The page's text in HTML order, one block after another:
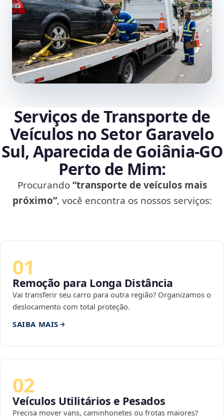
Serviços de Transporte de
Veículos no Setor Garavelo
Sul, Aparecida de Goiânia‑GO
Perto de Mim:
Procurando“transporte de veículos mais
próximo”, você encontra os nossos serviços:
01
Remoção para Longa Distância
Vai transferir seu carro para outra região? Organizamos o
deslocamento com total proteção.
SAIBA MAIS
02
Veículos Utilitários e Pesados
Precisa mover vans, caminhonetes ou frotas maiores?